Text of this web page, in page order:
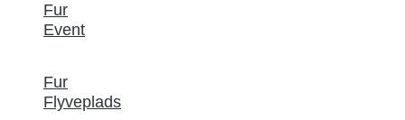
Fur
Event
Fur
Flyveplads